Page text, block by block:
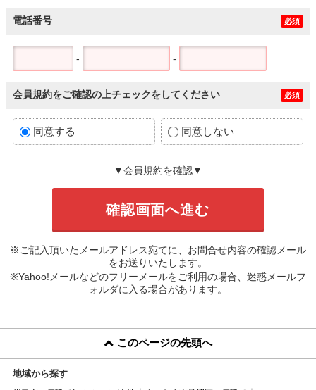
電話番号 必須
- -
会員規約をご確認の上チェックをしてください 必須
同意する 同意しない
▼会員規約を確認▼
※ご記入頂いたメールアドレス宛てに、お問合せ内容の確認メール
をお送りいたします。
※Yahoo!メールなどのフリーメールをご利用の場合、迷惑メールフ
ォルダに入る場合があります。
このページの先頭へ
地域から探す